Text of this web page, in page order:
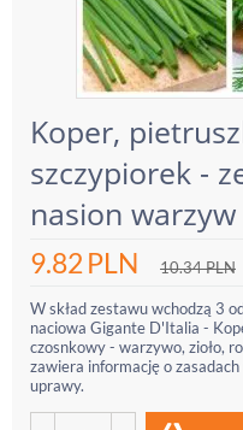
Koper,
szczypiorek -
nasion warzyw
9.82 PLN 10.34PLN
W skład zestawu wchodzą 3
naciowa Gigante D'Italia -
czosnkowy - warzywo, zioło,
zawiera informację o
uprawy.